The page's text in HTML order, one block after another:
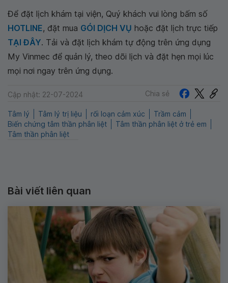
Để đặt lịch khám tại viện, Quý khách vui lòng bấm số
HOTLINE, đặt mua GÓI DỊCH VỤ hoặc đặt lịch trực tiếp
TẠI ĐÂY. Tải và đặt lịch khám tự động trên ứng dụng
My Vinmec để quản lý, theo dõi lịch và đặt hẹn mọi lúc
mọi nơi ngay trên ứng dụng.
Cập nhật: 22-07-2024 Chia sẻ
Tâm lý Tâm lý trị liệu rối loạn cảm xúc
Trầm cảm
Biến chứng tâm thần phân liệt
Tâm thần phân liệt ở trẻ em
Tâm thần phân liệt
Bài viết liên quan